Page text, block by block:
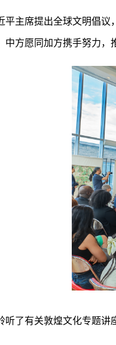
平主席提出全球文明倡
中方愿同加方携手努力
听了有关敦煌文化专题